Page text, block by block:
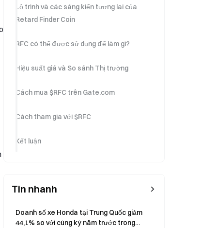
Lộ trình và các sáng kiến ​​tương lai của
Retard Finder Coin
RFC có thể được sử dụng để làm gì?
Hiệu suất giá và So sánh Thị trường
Cách mua $RFC trên Gate.com
Cách tham gia với $RFC
Kết luận
Tin nhanh
Doanh số xe Honda tại Trung Quốc giảm
44,1% so với cùng kỳ năm trước trong